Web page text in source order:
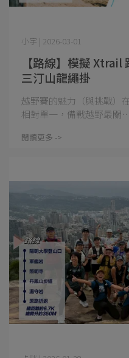
【路線】模擬 Xtrail
三汀山龍繩掛
小宇 | 2026-03-01
越野賽的魅力（與挑戰）
相對單一，備戰越野最關⋯
閱讀更多 ->